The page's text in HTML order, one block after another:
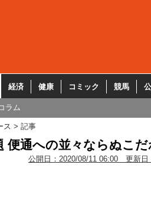
経済 健康 コミック 競馬
ラム
ス 記事
便通への並々ならぬこだ
公開日： 2020/08/11 06:00 更新日